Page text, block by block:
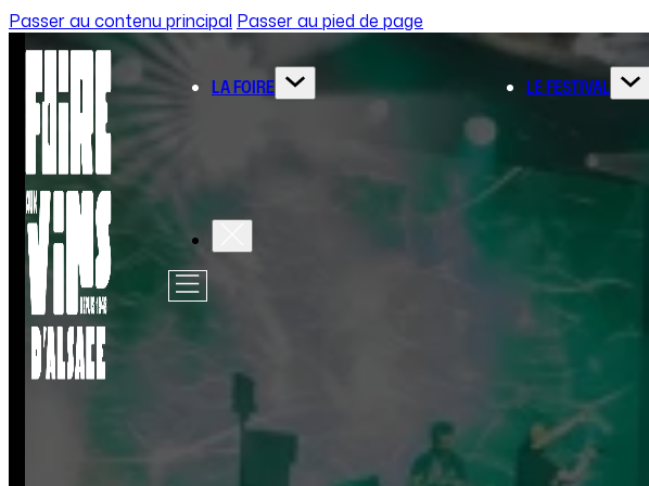
Passer au contenu principal Passer au pied de page
LA FOIRE LE FESTIVAL
Accueil Espace ludique et convivial par le Grand-Est
ESPACE
CONVIVIAL